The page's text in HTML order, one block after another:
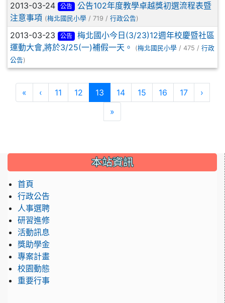
2013-03-24 公告
公告102年度教學卓越獎初選流程表暨
注意事項 (梅北國民小學 / 719 / 行政公告)
2013-03-23 公告
梅北國小今日(3/23)12週年校慶暨社區
運動大會,將於3/25(一)補假一天。
(梅北國民小學 / 475 / 行政
公告)
«第一頁
‹上一頁
11 12 13(目前頁次)
14 15 16 17 ›下一
»
本站資訊
首頁
行政公告
人事選聘
研習進修
活動訊息
獎助學金
專案計畫
校園動態
重要行事